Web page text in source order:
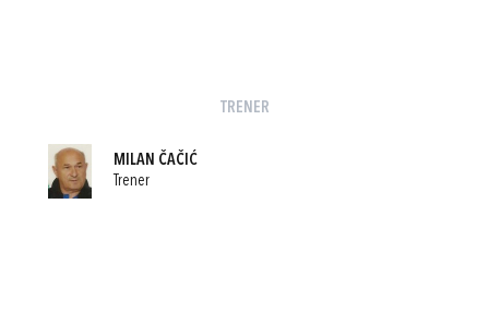
TRENER
MILAN ČAČIĆ
Trener